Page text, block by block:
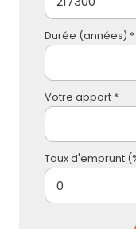
Durée (années) *
Votre apport *
Taux d'emprunt